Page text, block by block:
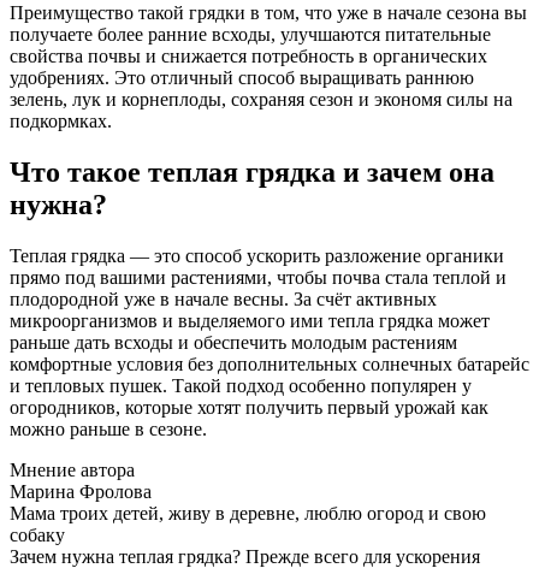
Преимущество такой грядки в том, что уже в начале сезона вы
получаете более ранние всходы, улучшаются питательные
свойства почвы и снижается потребность в органических
удобрениях. Это отличный способ выращивать раннюю
зелень, лук и корнеплоды, сохраняя сезон и экономя силы на
подкормках.
Что такое теплая грядка и зачем она
нужна?
Теплая грядка — это способ ускорить разложение органики
прямо под вашими растениями, чтобы почва стала теплой и
плодородной уже в начале весны. За счёт активных
микроорганизмов и выделяемого ими тепла грядка может
раньше дать всходы и обеспечить молодым растениям
комфортные условия без дополнительных солнечных батарейс
и тепловых пушек. Такой подход особенно популярен у
огородников, которые хотят получить первый урожай как
можно раньше в сезоне.
Мнение автора
Марина Фролова
Мама троих детей, живу в деревне, люблю огород и свою
собаку
Зачем нужна теплая грядка? Прежде всего для ускорения